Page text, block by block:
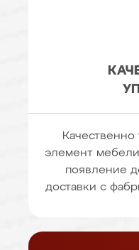
элемент
появление
доставки с